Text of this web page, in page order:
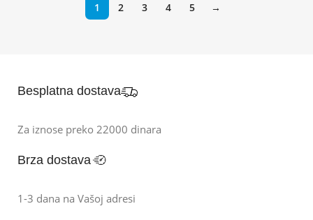
1 2 3 4 5 →
Besplatna dostava
Za iznose preko 22000 dinara
Brza dostava
1-3 dana na Vašoj adresi